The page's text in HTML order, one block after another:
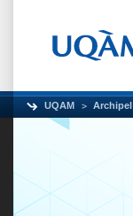
UQAM Archipel